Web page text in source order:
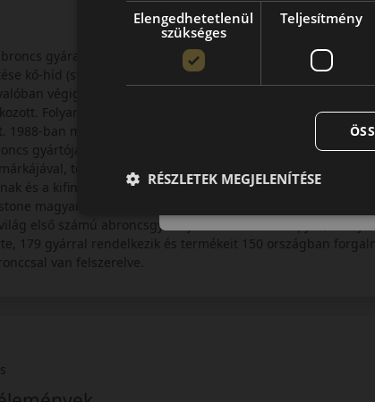
gyárat 1931-ben Japánban alapították. A márkanév a
kő-híd (stone bridge), ebből keletkezett a nemzetközi
végigjárta a háború utáni japán vállalatok
Folyamatos és kitartó munkával a Bridgestone
1988-ban megvásárolta az Amerikai Firestone márkát és
gyártója megelőzve a Michelint és a Continentalt.
termékével. A Bridgestone abroncsok a
és a kifinomult, korszerű gyártási eljárásoknak
magyarországi üzemét, ahol az európai piacra szánt
első számú abroncsgyártója az árbevétel alapján,
179 gyárral rendelkezik és termékeit 150 országban
van felszerelve.
Elengedhetetlenül
szükséges
Teljesítmény
RÉSZLETEK MEGJELENÍTÉSE